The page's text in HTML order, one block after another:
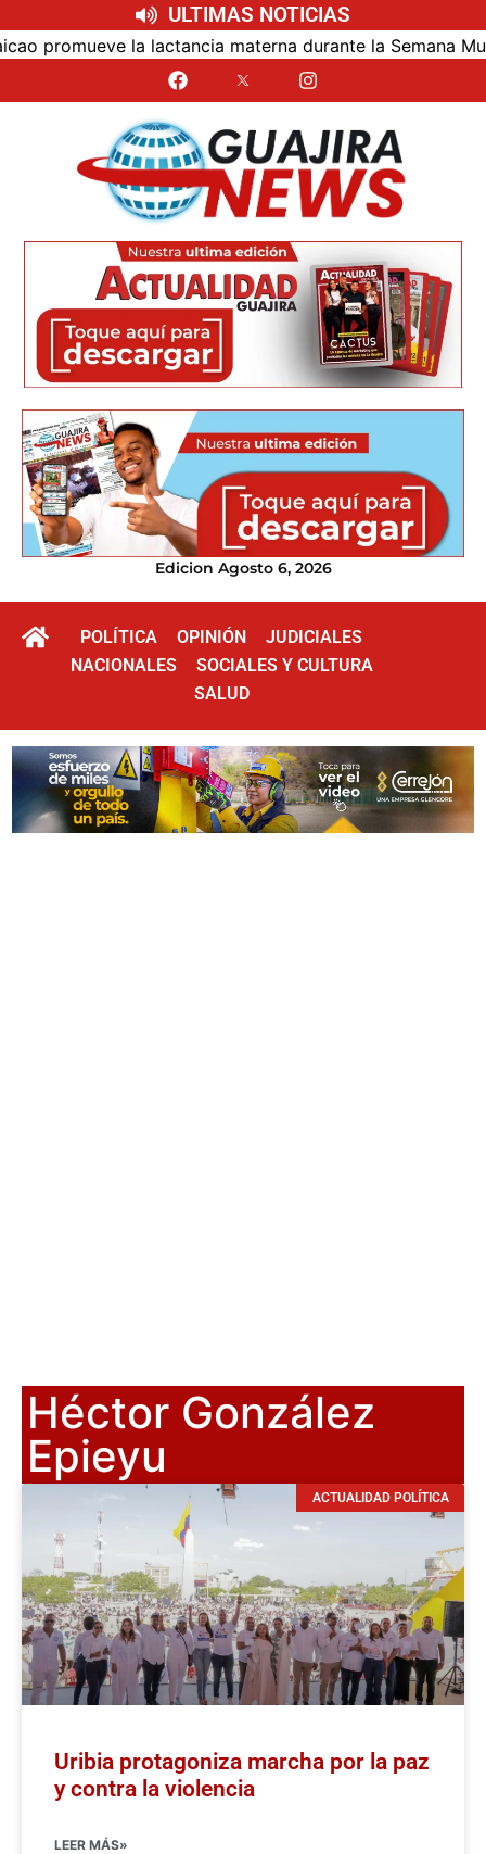
ULTIMAS NOTICIAS
la lactancia materna durante la Semana Mundial 2026
Edicion Agosto 6, 2026
POLÍTICA OPINIÓN
JUDICIALES
NACIONALES
SOCIALES Y CULTURA
SALUD
Héctor González
Epieyu
ACTUALIDAD POLÍTICA
Uribia protagoniza marcha por la paz
y contra la violencia
LEER MÁS»